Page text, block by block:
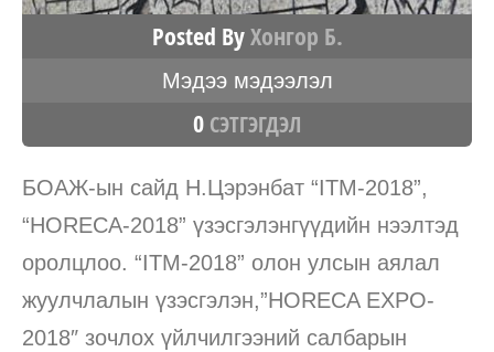
Posted ByХонгор Б.
Мэдээ мэдээлэл
0 СЭТГЭГДЭЛ
БОАЖ-ын сайд Н.Цэрэнбат “ITM-2018”,
“HORECA-2018” үзэсгэлэнгүүдийн нээлтэд
оролцлоо. “ITM-2018” олон улсын аялал
жуулчлалын үзэсгэлэн,”HORECA EXPO-
2018″ зочлох үйлчилгээний салбарын